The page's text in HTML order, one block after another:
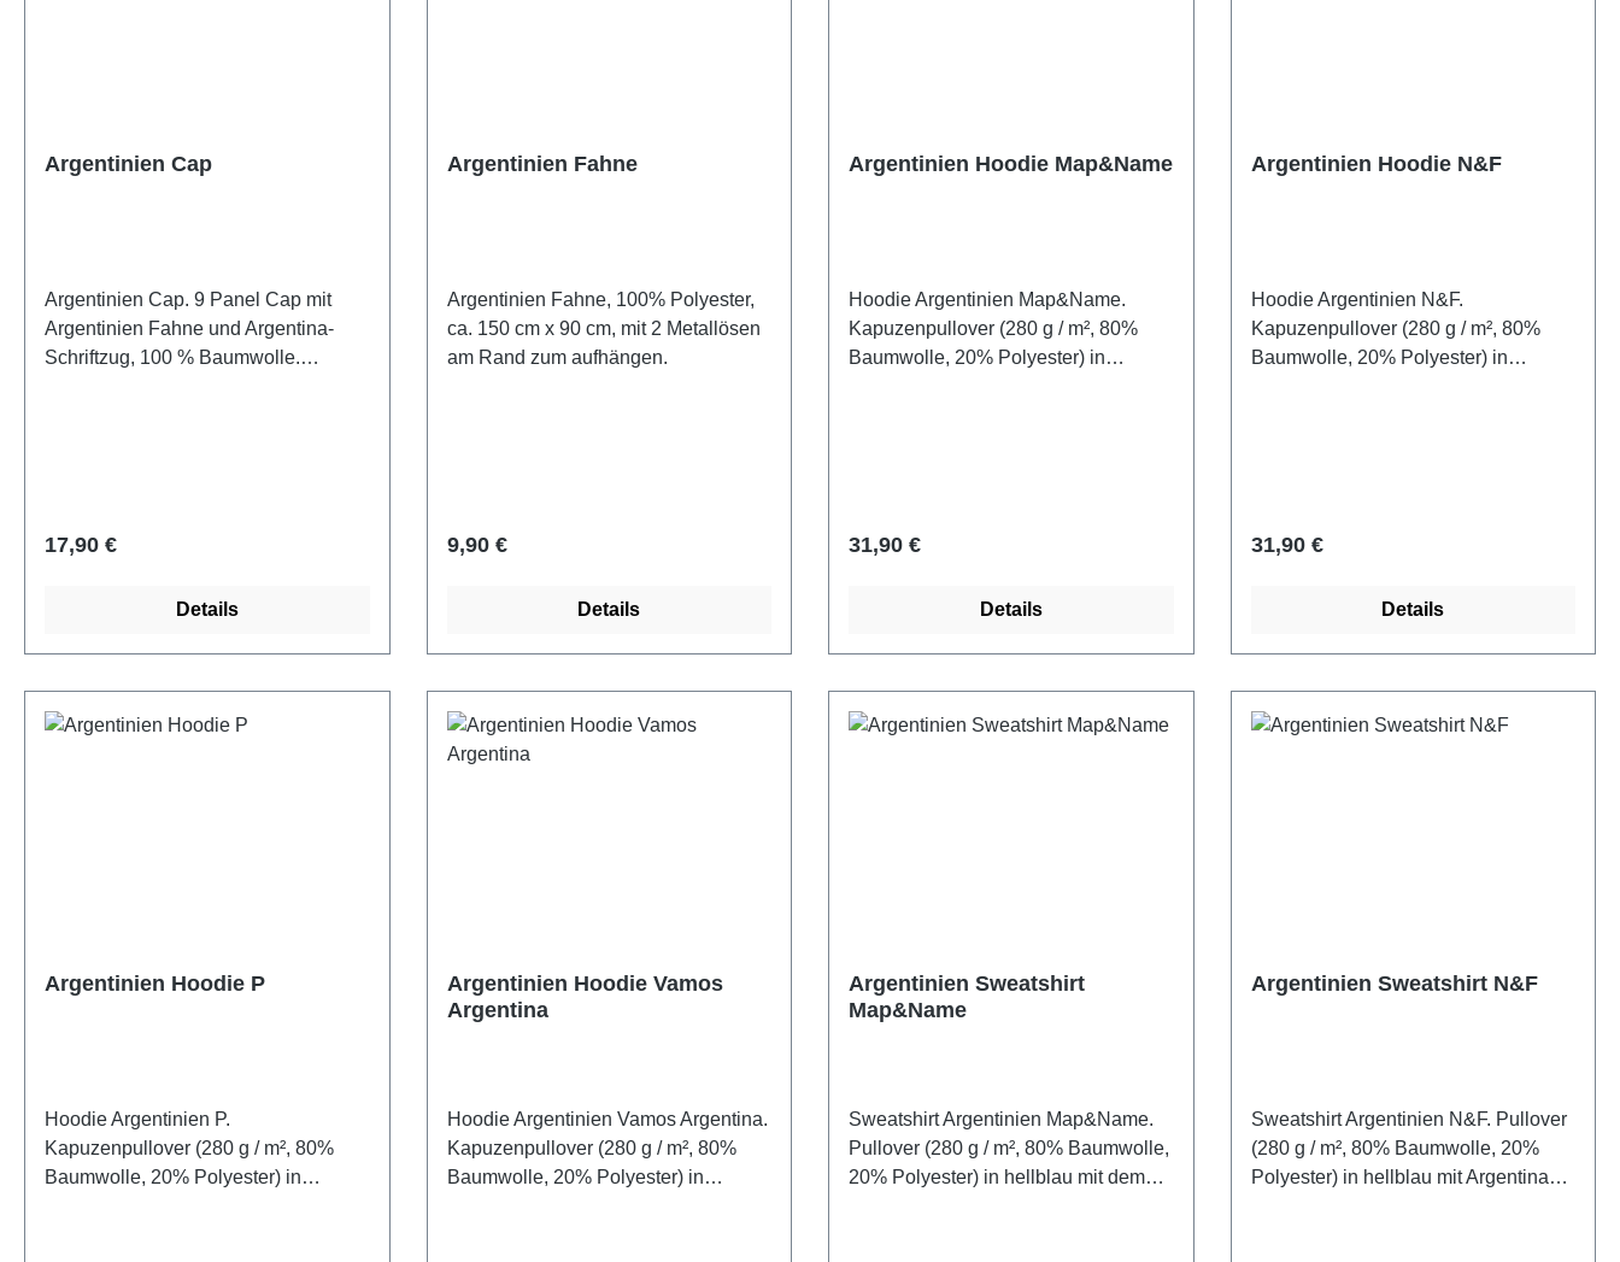
Argentinien Cap
Argentinien Cap. 9 Panel Cap mit
Argentinien Fahne und Argentina-
Schriftzug, 100 % Baumwolle.
Regulärer Preis:
17,90 €
Details
Argentinien Fahne
Argentinien Fahne, 100% Polyester,
ca. 150 cm x 90 cm, mit 2 Metallösen
am Rand zum aufhängen.
Regulärer Preis:
9,90 €
Details
Argentinien Hoodie Map&Name
Hoodie Argentinien Map&Name.
Kapuzenpullover (280 g / m², 80%
Baumwolle, 20% Polyester) in
Regulärer Preis:
31,90 €
Details
Argentinien Hoodie N&F
Hoodie Argentinien N&F.
Kapuzenpullover (280 g / m², 80%
Baumwolle, 20% Polyester) in
Regulärer Preis:
31,90 €
Details
Argentinien Hoodie P
Hoodie Argentinien P.
Kapuzenpullover (280 g / m², 80%
Baumwolle, 20% Polyester) in
Argentinien Hoodie Vamos
Argentina
Hoodie Argentinien Vamos Argentina.
Kapuzenpullover (280 g / m², 80%
Baumwolle, 20% Polyester) in
Argentinien Sweatshirt
Map&Name
Sweatshirt Argentinien Map&Name.
Pullover (280 g / m², 80% Baumwolle,
20% Polyester) in hellblau mit dem
Argentinien Sweatshirt N&F
Sweatshirt Argentinien N&F. Pullover
(280 g / m², 80% Baumwolle, 20%
Polyester) in hellblau mit Argentina